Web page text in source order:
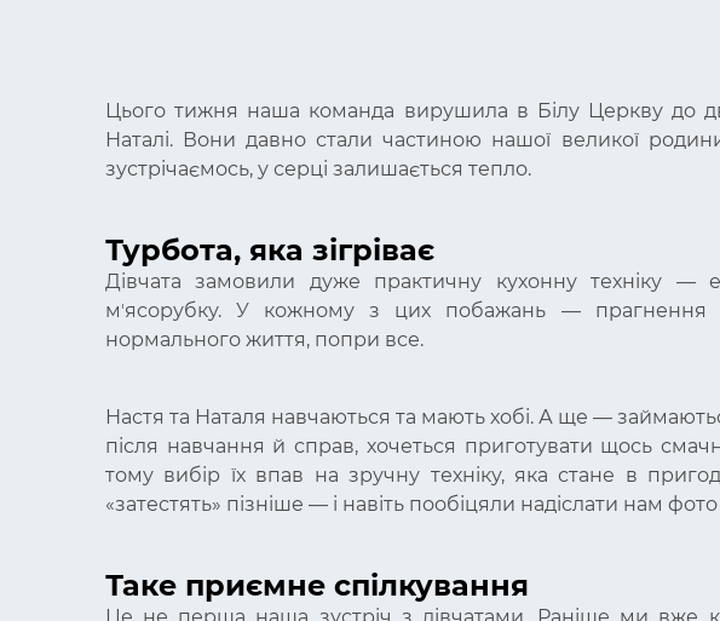
Цього тижня наша команда вирушила в Білу Церкву до
Наталі. Вони давно стали частиною нашої великої
зустрічаємось, у серці залишається тепло.
Турбота, яка зігріває
Дівчата замовили дуже практичну кухонну техніку —
мʼясорубку. У кожному з цих побажань — прагнення
нормального життя, попри все.
Настя та Наталя навчаються та мають хобі. А ще —
після навчання й справ, хочеться приготувати щось
тому вибір їх впав на зручну техніку, яка стане в
«затестять» пізніше — і навіть пообіцяли надіслати нам
Таке приємне спілкування